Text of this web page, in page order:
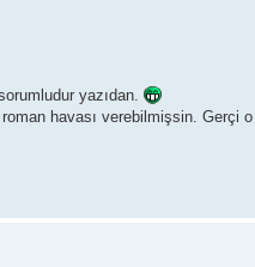
yazıdan.
havası verebilmişsin.